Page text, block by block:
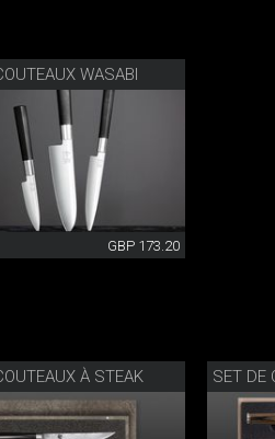
WASABI
GBP 173.20
À STEAK